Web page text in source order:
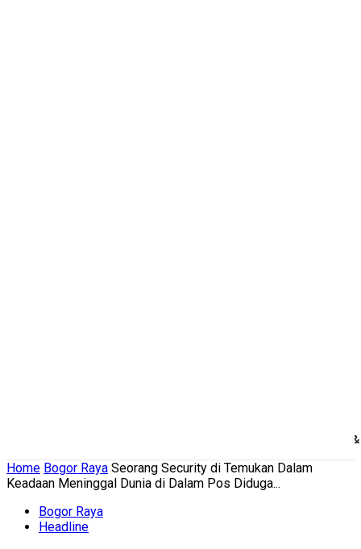
Politik
Home Bogor Raya Seorang Security di Temukan Dalam
Keadaan Meninggal Dunia di Dalam Pos Diduga...
Bogor Raya
Headline